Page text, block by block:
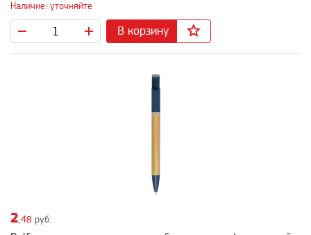
Наличие: уточняйте
В корзину
2,48 руб.